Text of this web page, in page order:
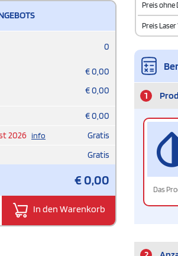
0
€0,00
€0,00
€0,00
2026 info
Gratis
Gratis
€0,00
In den Warenkorb
Preis ohne
Preis Laser
1
Das